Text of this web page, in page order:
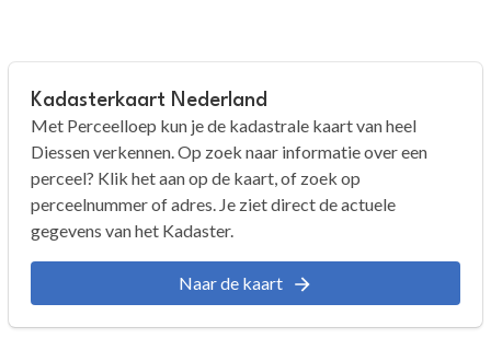
Kadasterkaart Nederland
Met Perceelloep kun je de kadastrale kaart van heel
Diessen verkennen. Op zoek naar informatie over een
perceel? Klik het aan op de kaart, of zoek op
perceelnummer of adres. Je ziet direct de actuele
gegevens van het Kadaster.
Naar de kaart